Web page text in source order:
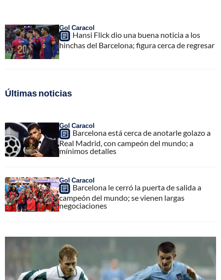
Gol Caracol
Hansi Flick dio una buena noticia a los
hinchas del Barcelona; figura cerca de regresar
Últimas noticias
Gol Caracol
Barcelona está cerca de anotarle golazo a
Real Madrid, con campeón del mundo; a
mínimos detalles
Gol Caracol
Barcelona le cerró la puerta de salida a
campeón del mundo; se vienen largas
negociaciones